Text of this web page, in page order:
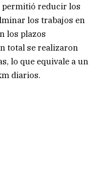
permitió reducir los
los trabajos en
los plazos
total se realizaron
lo que equivale a un
diarios.